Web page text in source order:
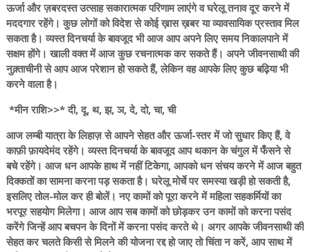
ऊर्जा और ज़बरदस्त उत्साह सकारात्मक परिणाम लाएंगे व घरेलू तनाव दूर करने में
मददगार रहेंगे। कुछ लोगों को विदेश से कोई ख़ास ख़बर या व्यावसायिक प्रस्ताव मिल
सकता है। व्यस्त दिनचर्या के बावजूद भी आज आप अपने लिए समय निकालपाने में
सक्षम होंगे। खाली वक्त में आज कुछ रचनात्मक कर सकते हैं। अपने जीवनसाथी की
नुक़्ताचीनी से आप आज परेशान हो सकते हैं, लेकिन वह आपके लिए कुछ बढ़िया भी
करने वाला है।
*मीन राशि>>* दी, दू, थ, झ, ञ, दे, दो, चा, ची
आज लम्बी यात्रा के लिहाज़ से आपने सेहत और ऊर्जा-स्तर में जो सुधार किए हैं, वे
काफ़ी फ़ायदेमंद रहेंगे। व्यस्त दिनचर्या के बावजूद आप थकान के चंगुल में फँसने से
बचे रहेंगे। आज धन आपके हाथ में नहीं टिकेगा, आपको धन संचय करने में आज बहुत
दिक्कतों का सामना करना पड़ सकता है। घरेलू मोर्चे पर समस्या खड़ी हो सकती है,
इसलिए तोल-मोल कर ही बोलें। नए कामों को पूरा करने में महिला सहकर्मियों का
भरपूर सहयोग मिलेगा। आज आप सब कामों को छोड़कर उन कामों को करना पसंद
करेंगे जिन्हें आप बचपन के दिनों में करना पसंद करते थे। अगर आपके जीवनसाथी की
सेहत कर चलते किसी से मिलने की योजना रद्द हो जाए तो चिंता न करें, आप साथ में